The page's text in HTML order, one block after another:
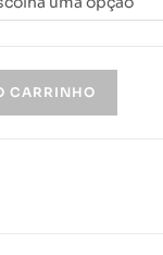
CARRINHO